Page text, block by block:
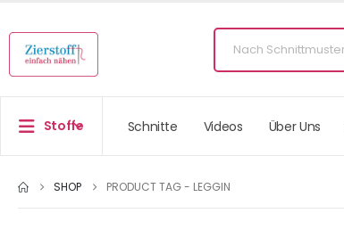
Stoffe Schnitte Videos Über Uns
SHOP PRODUCT TAG - LEGGIN